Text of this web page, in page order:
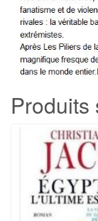
Produits